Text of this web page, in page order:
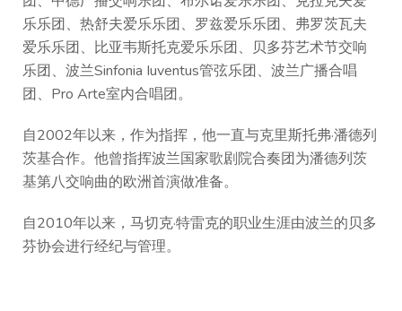
乐乐团、热舒夫爱乐乐团、罗兹爱乐乐团、弗罗茨瓦夫
爱乐乐团、比亚韦斯托克爱乐乐团、贝多芬艺术节交响
乐团、波兰Sinfonia Iuventus管弦乐团、波兰广播合唱
团、Pro Arte室内合唱团。
自2002年以来，作为指挥，他一直与克里斯托弗·潘德列
茨基合作。他曾指挥波兰国家歌剧院合奏团为潘德列茨
基第八交响曲的欧洲首演做准备。
自2010年以来，马切克·特雷克的职业生涯由波兰的贝多
芬协会进行经纪与管理。